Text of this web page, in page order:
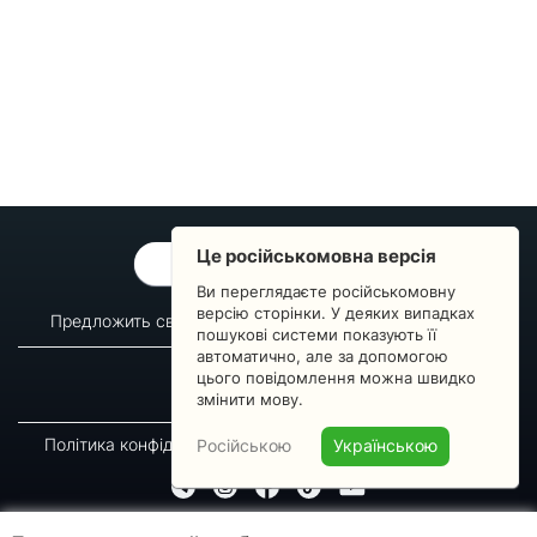
ОБРАТНАЯ СВЯЗЬ
Предложить свой вопрос Статистика изменений
О сервисе
Преподавателям
Новости
Пульс страны
Політика конфіденційності Угода підписника
Це російськомовна версія
Ви переглядаєте російськомовну
версію сторінки. У деяких випадках
пошукові системи показують її
автоматично, але за допомогою
цього повідомлення можна швидко
змінити мову.
Російською Українською